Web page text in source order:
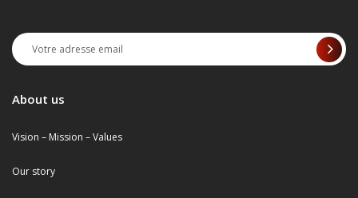
About us
Vision – Mission – Values
Our story